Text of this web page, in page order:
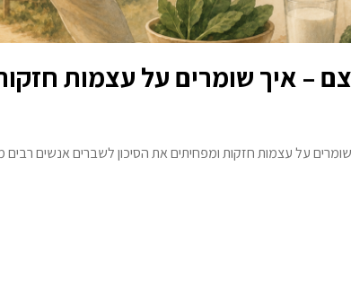
– איך שומרים על עצמות
על עצמות חזקות ומפחיתים את הסיכון לשברים אנשים רבים